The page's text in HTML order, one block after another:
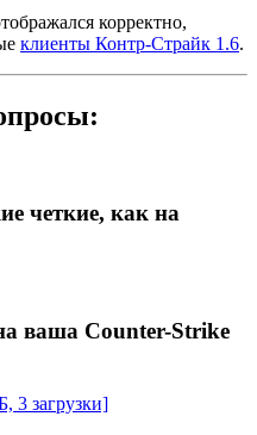
корректно,
клиенты Контр-Страйк 1.6.
четкие, как на
ваша Counter-Strike
3 загрузки]